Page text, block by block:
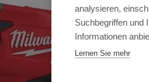
analysieren,
Suchbegriffen und
Informationen
Lernen Sie mehr